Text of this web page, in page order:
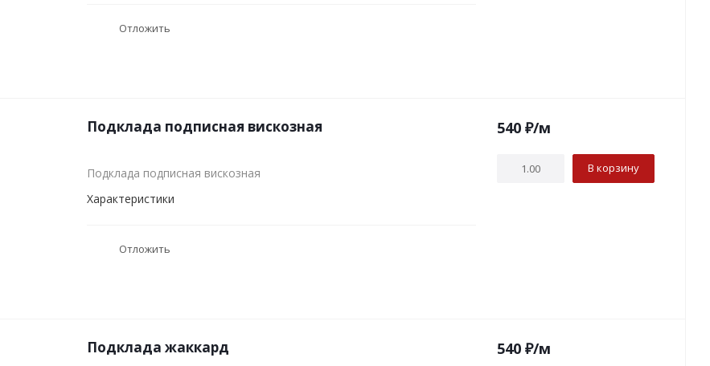
Отложить
Подклада подписная вискозная
Подклада подписная вискозная
Характеристики
Отложить
540 ₽/м
В корзину
Подклада жаккард 540 ₽/м